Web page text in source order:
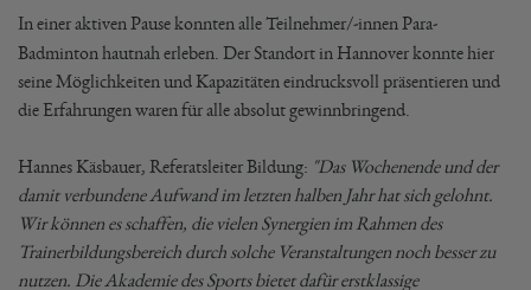
In einer aktiven Pause konnten alle Teilnehmer/-innen Para-
Badminton hautnah erleben. Der Standort in Hannover konnte hier
seine Möglichkeiten und Kapazitäten eindrucksvoll präsentieren und
die Erfahrungen waren für alle absolut gewinnbringend.
Hannes Käsbauer, Referatsleiter Bildung: "Das Wochenende und der
damit verbundene Aufwand im letzten halben Jahr hat sich gelohnt.
Wir können es schaffen, die vielen Synergien im Rahmen des
Trainerbildungsbereich durch solche Veranstaltungen noch besser zu
nutzen. Die Akademie des Sports bietet dafür erstklassige